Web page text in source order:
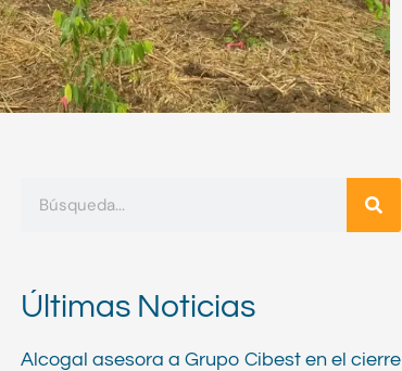
Últimas Noticias
Alcogal asesora a Grupo Cibest en el cierre